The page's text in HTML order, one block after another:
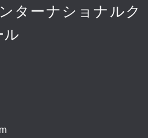
ターナショナルク